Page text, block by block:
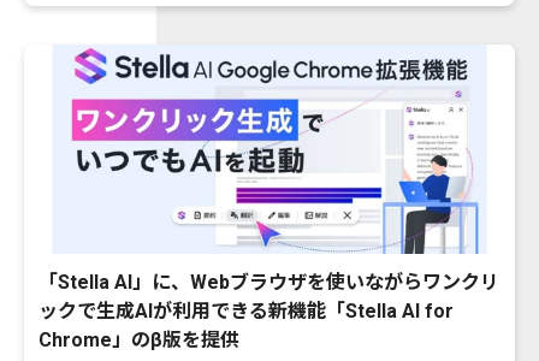
「Stella AI」に、Webブラウザを使いながらワンクリ
ックで生成AIが利用できる新機能「Stella AI for
Chrome」のβ版を提供